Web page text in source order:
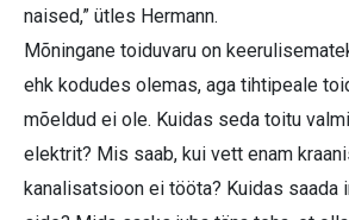
naised,” ütles Hermann.
Mõningane toiduvaru on
ehk kodudes olemas, aga tihtipeale
mõeldud ei ole. Kuidas seda toitu
elektrit? Mis saab, kui vett enam
kanalisatsioon ei tööta? Kuidas saada